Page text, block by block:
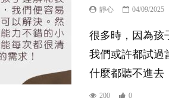
靜心 04/09/2025
很多時，因為孩
我們或許都試過
什麼都聽不進去
200 0